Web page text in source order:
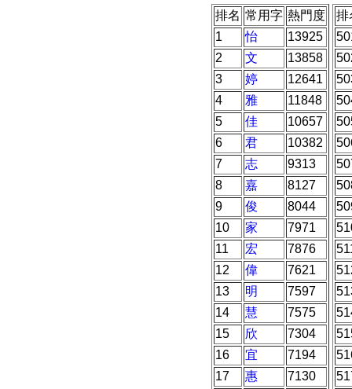
排名 常用字 熱門度
1
怡
13925
2
文
13858
3
婷
12641
4
雅
11848
5
佳
10657
6
君
10382
7
志
9313
8
嘉
8127
9
俊
8044
10
家
7971
11
宏
7876
12
偉
7621
13
明
7597
14
慧
7575
15
欣
7304
16
宜
7194
17
惠
7130
排